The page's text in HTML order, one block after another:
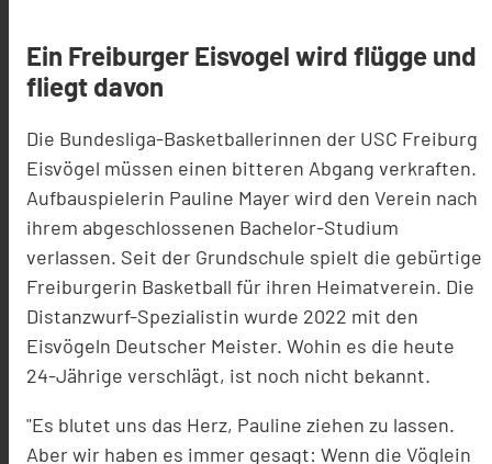
Ein Freiburger Eisvogel wird flügge und
fliegt davon
Die Bundesliga-Basketballerinnen der USC Freiburg
Eisvögel müssen einen bitteren Abgang verkraften.
Aufbauspielerin Pauline Mayer wird den Verein nach
ihrem abgeschlossenen Bachelor-Studium
verlassen. Seit der Grundschule spielt die gebürtige
Freiburgerin Basketball für ihren Heimatverein. Die
Distanzwurf-Spezialistin wurde 2022 mit den
Eisvögeln Deutscher Meister. Wohin es die heute
24-Jährige verschlägt, ist noch nicht bekannt.
"Es blutet uns das Herz, Pauline ziehen zu lassen.
Aber wir haben es immer gesagt: Wenn die Vöglein